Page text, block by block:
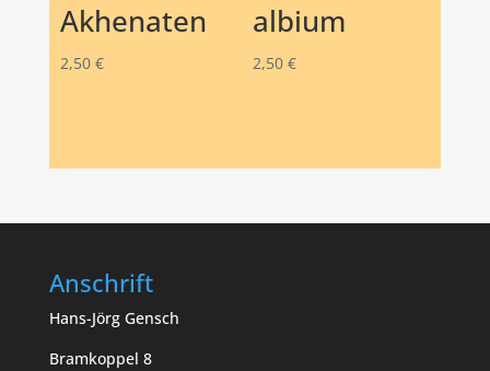
Akhenaten
2,50 €
albium
2,50 €
Anschrift
Hans-Jörg Gensch
Bramkoppel 8